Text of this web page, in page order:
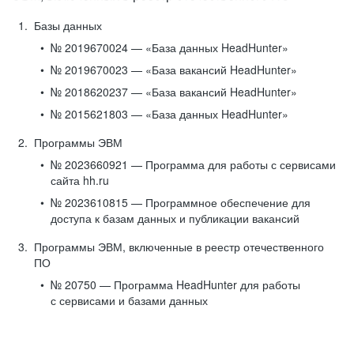
Базы данных
№ 2019670024 — «База данных HeadHunter»
№ 2019670023 — «База вакансий HeadHunter»
№ 2018620237 — «База вакансий HeadHunter»
№ 2015621803 — «База данных HeadHunter»
Программы ЭВМ
№ 2023660921 — Программа для работы с сервисами
сайта hh.ru
№ 2023610815 — Программное обеспечение для
доступа к базам данных и публикации вакансий
Программы ЭВМ, включенные в реестр отечественного
ПО
№ 20750 — Программа HeadHunter для работы
с сервисами и базами данных